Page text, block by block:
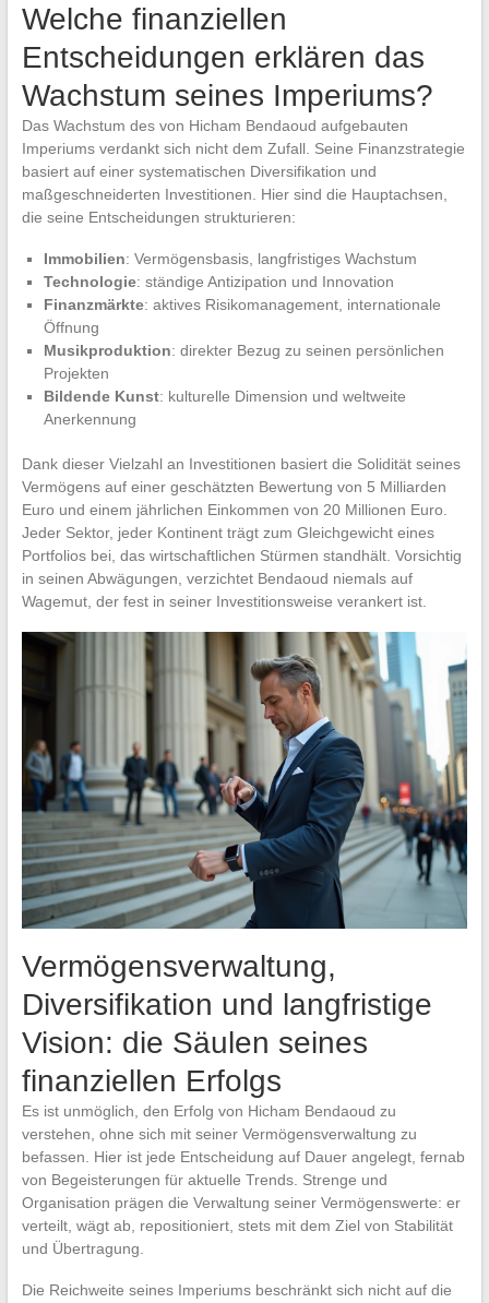
Welche finanziellen
Entscheidungen erklären das
Wachstum seines Imperiums?
Das Wachstum des von Hicham Bendaoud aufgebauten
Imperiums verdankt sich nicht dem Zufall. Seine Finanzstrategie
basiert auf einer systematischen Diversifikation und
maßgeschneiderten Investitionen. Hier sind die Hauptachsen,
die seine Entscheidungen strukturieren:
Immobilien: Vermögensbasis, langfristiges Wachstum
Technologie: ständige Antizipation und Innovation
Finanzmärkte: aktives Risikomanagement, internationale
Öffnung
Musikproduktion: direkter Bezug zu seinen persönlichen
Projekten
Bildende Kunst: kulturelle Dimension und weltweite
Anerkennung
Dank dieser Vielzahl an Investitionen basiert die Solidität seines
Vermögens auf einer geschätzten Bewertung von 5 Milliarden
Euro und einem jährlichen Einkommen von 20 Millionen Euro.
Jeder Sektor, jeder Kontinent trägt zum Gleichgewicht eines
Portfolios bei, das wirtschaftlichen Stürmen standhält. Vorsichtig
in seinen Abwägungen, verzichtet Bendaoud niemals auf
Wagemut, der fest in seiner Investitionsweise verankert ist.
Vermögensverwaltung,
Diversifikation und langfristige
Vision: die Säulen seines
finanziellen Erfolgs
Es ist unmöglich, den Erfolg von Hicham Bendaoud zu
verstehen, ohne sich mit seiner Vermögensverwaltung zu
befassen. Hier ist jede Entscheidung auf Dauer angelegt, fernab
von Begeisterungen für aktuelle Trends. Strenge und
Organisation prägen die Verwaltung seiner Vermögenswerte: er
verteilt, wägt ab, repositioniert, stets mit dem Ziel von Stabilität
und Übertragung.
Die Reichweite seines Imperiums beschränkt sich nicht auf die